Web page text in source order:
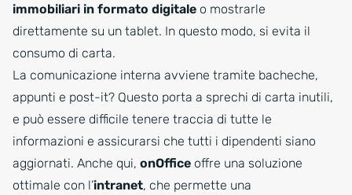
immobiliari in formato digitale o mostrarle
direttamente su un tablet. In questo modo, si evita il
consumo di carta.
La comunicazione interna avviene tramite bacheche,
appunti e post-it? Questo porta a sprechi di carta inutili,
e può essere difficile tenere traccia di tutte le
informazioni e assicurarsi che tutti i dipendenti siano
aggiornati. Anche qui, onOffice offre una soluzione
ottimale con l’intranet, che permette una